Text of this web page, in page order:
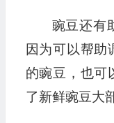
豌豆还有
因为可以帮助
的豌豆，也可
了新鲜豌豆大